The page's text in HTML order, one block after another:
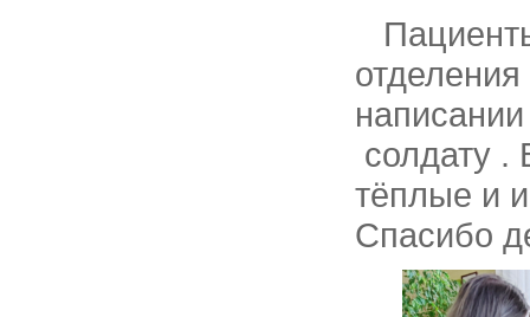
солдату .
тёплые и
Спасибо